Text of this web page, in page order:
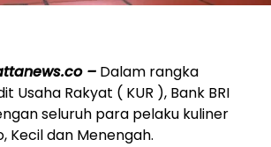
– Dalam rangka
Usaha Rakyat ( KUR ), Bank BRI
seluruh para pelaku kuliner
Kecil dan Menengah.